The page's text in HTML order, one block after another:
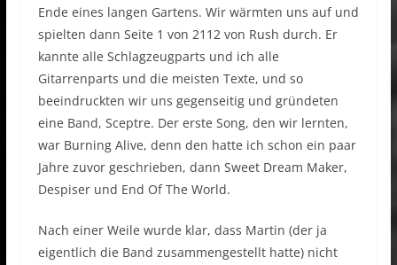
Ende eines langen Gartens. Wir wärmten uns auf und
spielten dann Seite 1 von 2112 von Rush durch. Er
kannte alle Schlagzeugparts und ich alle
Gitarrenparts und die meisten Texte, und so
beeindruckten wir uns gegenseitig und gründeten
eine Band, Sceptre. Der erste Song, den wir lernten,
war Burning Alive, denn den hatte ich schon ein paar
Jahre zuvor geschrieben, dann Sweet Dream Maker,
Despiser und End Of The World.
Nach einer Weile wurde klar, dass Martin (der ja
eigentlich die Band zusammengestellt hatte) nicht